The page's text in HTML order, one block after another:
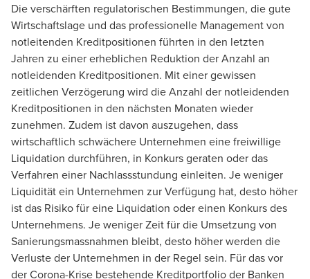
Die verschärften regulatorischen Bestimmungen, die gute
Wirtschaftslage und das professionelle Management von
notleitenden Kreditpositionen führten in den letzten
Jahren zu einer erheblichen Reduktion der Anzahl an
notleidenden Kreditpositionen. Mit einer gewissen
zeitlichen Verzögerung wird die Anzahl der notleidenden
Kreditpositionen in den nächsten Monaten wieder
zunehmen. Zudem ist davon auszugehen, dass
wirtschaftlich schwächere Unternehmen eine freiwillige
Liquidation durchführen, in Konkurs geraten oder das
Verfahren einer Nachlassstundung einleiten. Je weniger
Liquidität ein Unternehmen zur Verfügung hat, desto höher
ist das Risiko für eine Liquidation oder einen Konkurs des
Unternehmens. Je weniger Zeit für die Umsetzung von
Sanierungsmassnahmen bleibt, desto höher werden die
Verluste der Unternehmen in der Regel sein. Für das vor
der Corona-Krise bestehende Kreditportfolio der Banken